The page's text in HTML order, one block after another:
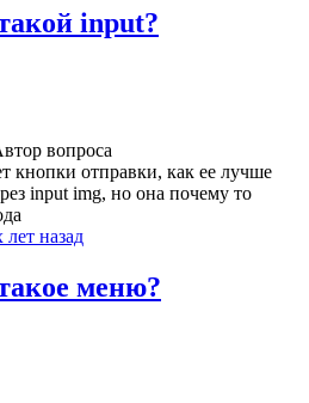
input?
вопроса
кнопки отправки, как ее лучше
input img, но она почему то
лет назад
меню?